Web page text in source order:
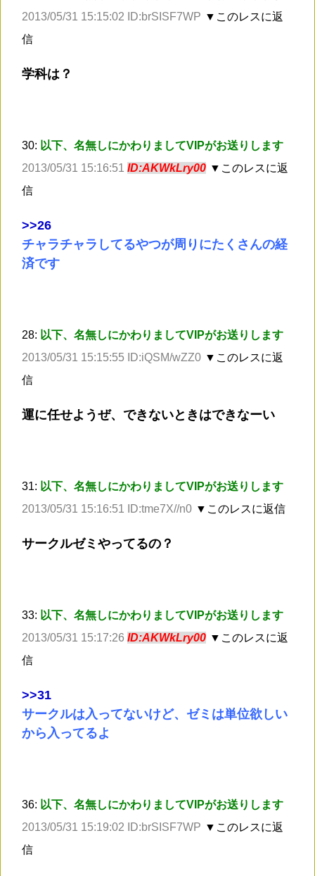
2013/05/31 15:15:02 ID:brSISF7WP ▼このレスに返
信
学科は？
30: 以下、名無しにかわりましてVIPがお送りします
2013/05/31 15:16:51 ID:AKWkLry00 ▼このレスに返
信
>>26
チャラチャラしてるやつが周りにたくさんの経
済です
28: 以下、名無しにかわりましてVIPがお送りします
2013/05/31 15:15:55 ID:iQSM/wZZ0 ▼このレスに返
信
運に任せようぜ、できないときはできなーい
31: 以下、名無しにかわりましてVIPがお送りします
2013/05/31 15:16:51 ID:tme7X//n0 ▼このレスに返信
サークルゼミやってるの？
33: 以下、名無しにかわりましてVIPがお送りします
2013/05/31 15:17:26 ID:AKWkLry00 ▼このレスに返
信
>>31
サークルは入ってないけど、ゼミは単位欲しい
から入ってるよ
36: 以下、名無しにかわりましてVIPがお送りします
2013/05/31 15:19:02 ID:brSISF7WP ▼このレスに返
信